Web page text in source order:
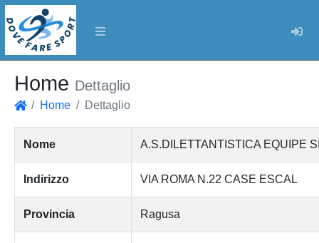
Home Dettaglio
Home Dettaglio
Nome A.S.DILETTANTISTICA EQUIPE
Indirizzo VIA ROMA N.22 CASE ESCAL
Provincia Ragusa